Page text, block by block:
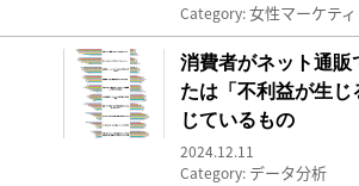
Category:女性マーケテ
消費者がネット通販で
消費者がネット通販
たは「不利益が生じ
じているもの
2024.12.11
Category: データ分析